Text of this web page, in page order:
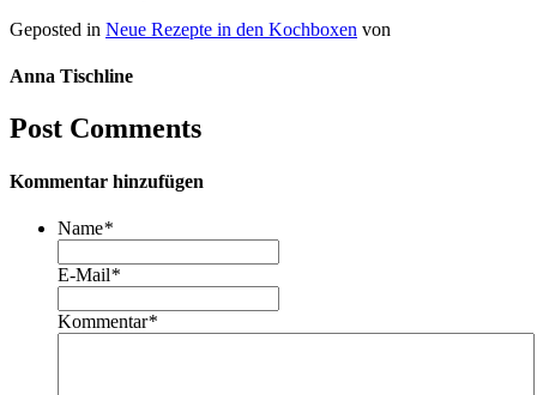
Geposted in Neue Rezepte in den Kochboxen von
Anna Tischline
Post Comments
Kommentar hinzufügen
Name*
E-Mail*
Kommentar*